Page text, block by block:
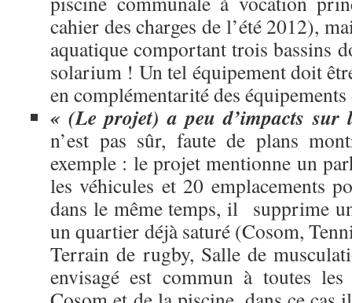
cahier des charges de l’été 2012),
aquatique comportant trois bassins
solarium ! Un tel équipement doit
en complémentarité des
« (Le projet) a peu d’impacts sur
n’est pas sûr, faute de plans
exemple : le projet mentionne un
les véhicules et 20 emplacements
dans le même temps, il supprime
un quartier déjà saturé (Cosom,
Terrain de rugby, Salle de
envisagé est commun à toutes